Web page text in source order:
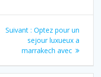
Suivant : Article
suivant
:
Optez pour un
sejour luxueux a
marrakech avec